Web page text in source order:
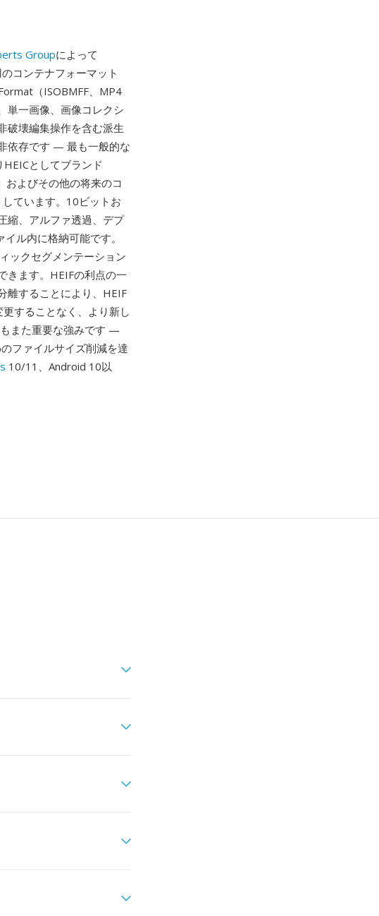
Groupによって
コンテナフォーマット
（ISOBMFF、MP4
単一画像、画像コレクシ
破壊編集操作を含む派生
依存です — 最も一般的な
としてブランド
およびその他の将来のコ
ています。10ビットお
縮、アルファ透過、デプ
ル内に格納可能です。
ックセグメンテーション
きます。HEIFの利点の一
離することにより、HEIF
することなく、より新し
もまた重要な強みです —
ファイルサイズ削減を達
10/11、Android 10以